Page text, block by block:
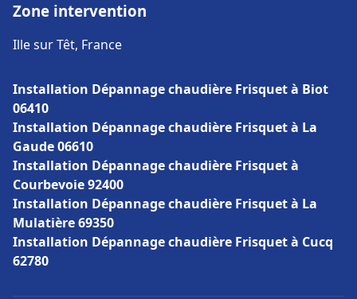
Zone intervention
Ille sur Têt, France
Installation Dépannage chaudière Frisquet à Biot
06410
Installation Dépannage chaudière Frisquet à La
Gaude 06610
Installation Dépannage chaudière Frisquet à
Courbevoie 92400
Installation Dépannage chaudière Frisquet à La
Mulatière 69350
Installation Dépannage chaudière Frisquet à Cucq
62780